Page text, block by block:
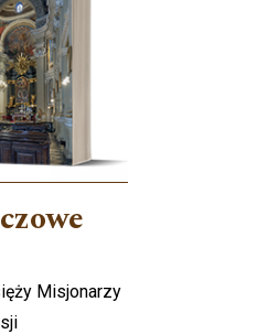
Misjonarzy